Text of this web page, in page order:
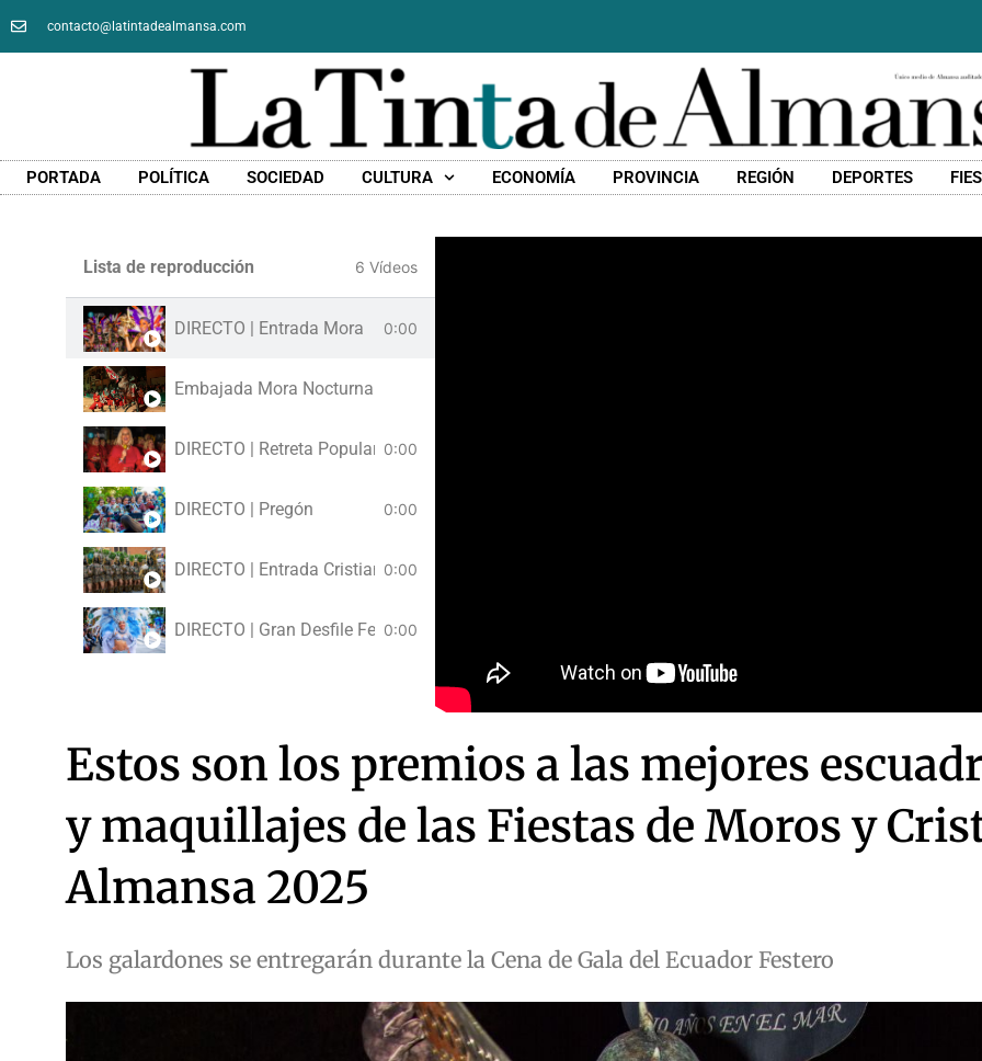
contacto@latintadealmansa.com
PORTADA POLÍTICA SOCIEDAD CULTURA ECONOMÍA PROVINCIA REGIÓN DEPORTES
Lista de reproducción 6 Vídeos
DIRECTO | Entrada Mora 0:00
Embajada Mora Nocturna
DIRECTO | Retreta Popular 0:00
DIRECTO | Pregón 0:00
DIRECTO | Entrada Cristiana0:00
DIRECTO | Gran Desfile Festero
0:00
Estos son los premios a las mejores
y maquillajes de las Fiestas de Moros y
Almansa 2025
Los galardones se entregarán durante la Cena de Gala del Ecuador Festero